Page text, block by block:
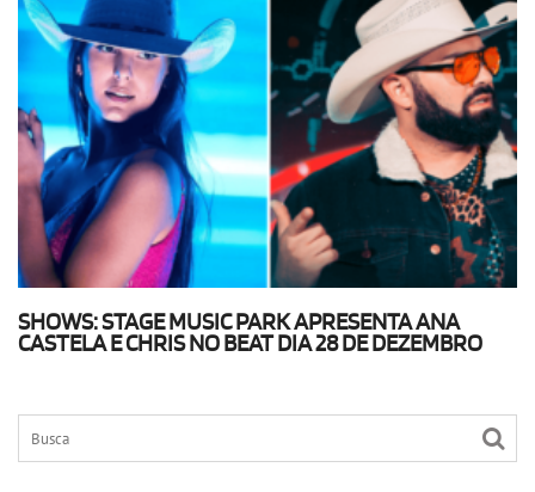
SHOWS: STAGE MUSIC PARK APRESENTA ANA
CASTELA E CHRIS NO BEAT DIA 28 DE DEZEMBRO